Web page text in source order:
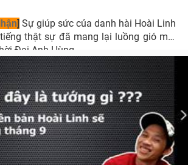
] Sự giúp sức của danh hài Hoài Linh
thật sự đã mang lại luồng gió mới
Đại Anh Hùng.